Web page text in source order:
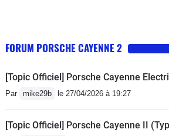
FORUM PORSCHE CAYENNE 2
[Topic Officiel] Porsche Cayenne
Par mike29b le 27/04/2026 à 19:27
[Topic Officiel] Porsche Cayenne II